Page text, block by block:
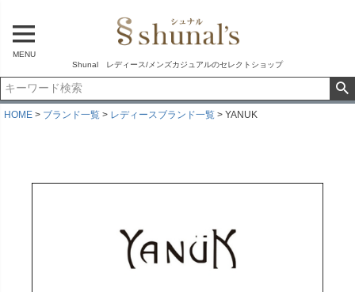
MENU
Shunal レディース/メンズカジュアルのセレクトショップ
HOME ブランド一覧 レディースブランド一覧 YANUK